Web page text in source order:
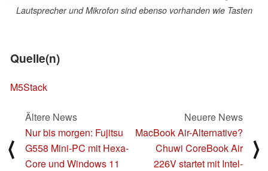
Lautsprecher und Mikrofon sind ebenso vorhanden wie Tasten
Quelle(n)
M5Stack
⟨
Ältere News
Nur bis morgen: Fujitsu
G558 Mini-PC mit Hexa-
Core und Windows 11
Neuere News
MacBook Air-Alternative?
Chuwi CoreBook Air
226V startet mit Intel-
⟩